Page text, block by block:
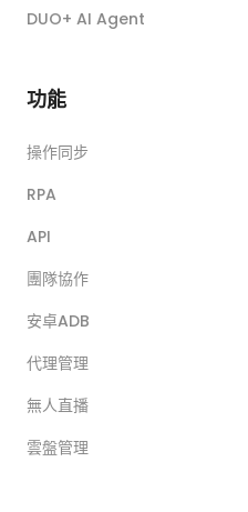
DUO+ AI Agent
功能
操作同步
RPA
API
團隊協作
安卓ADB
代理管理
無人直播
雲盤管理